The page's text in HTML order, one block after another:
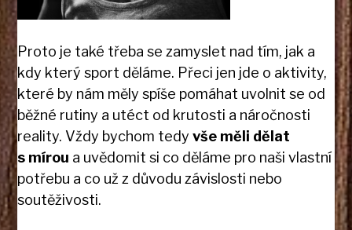
Proto je také třeba se zamyslet nad tím, jak a
kdy který sport děláme. Přeci jen jde o aktivity,
které by nám měly spíše pomáhat uvolnit se od
běžné rutiny a utéct od krutosti a náročnosti
reality. Vždy bychom tedyvše měli dělat
s mírou a uvědomit si co děláme pro naši vlastní
potřebu a co už z důvodu závislosti nebo
soutěživosti.